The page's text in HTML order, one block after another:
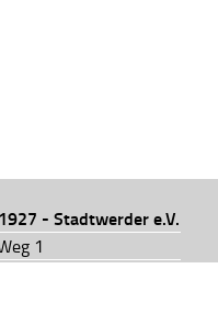
- Stadtwerder e.V.
1